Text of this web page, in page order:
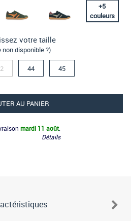
+5
couleurs
votre taille
non disponible ?)
44 45
AU PANIER
mardi 11 août
Détails